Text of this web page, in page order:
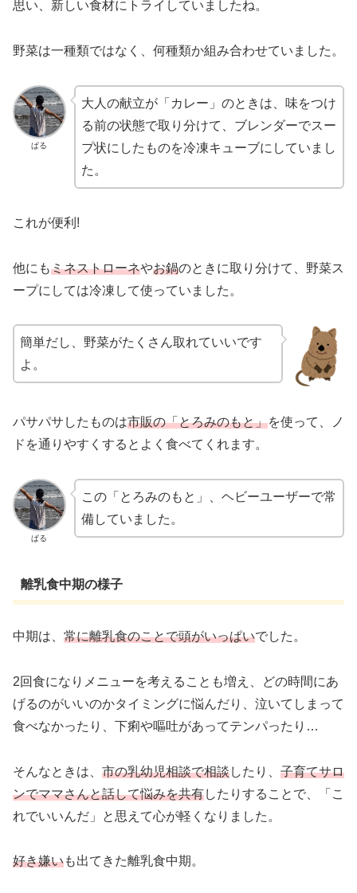
思い、新しい食材にトライしていましたね。
野菜は一種類ではなく、何種類か組み合わせていました。
ぱる
大人の献立が「カレー」のときは、味をつけ
る前の状態で取り分けて、ブレンダーでスー
プ状にしたものを冷凍キューブにしていまし
た。
これが便利!
他にもミネストローネやお鍋のときに取り分けて、野菜ス
ープにしては冷凍して使っていました。
簡単だし、野菜がたくさん取れていいです
よ。
パサパサしたものは市販の「とろみのもと」を使って、ノ
ドを通りやすくするとよく食べてくれます。
ぱる
この「とろみのもと」、ヘビーユーザーで常
備していました。
離乳食中期の様子
中期は、 常に離乳食のことで頭がいっぱいでした。
2回食になりメニューを考えることも増え、どの時間にあ
げるのがいいのかタイミングに悩んだり、泣いてしまって
食べなかったり、下痢や嘔吐があってテンパったり…
そんなときは、 市の乳幼児相談で相談したり、 子育てサロ
ンでママさんと話して悩みを共有したりすることで、「こ
れでいいんだ」と思えて心が軽くなりました。
好き嫌いも出てきた離乳食中期。